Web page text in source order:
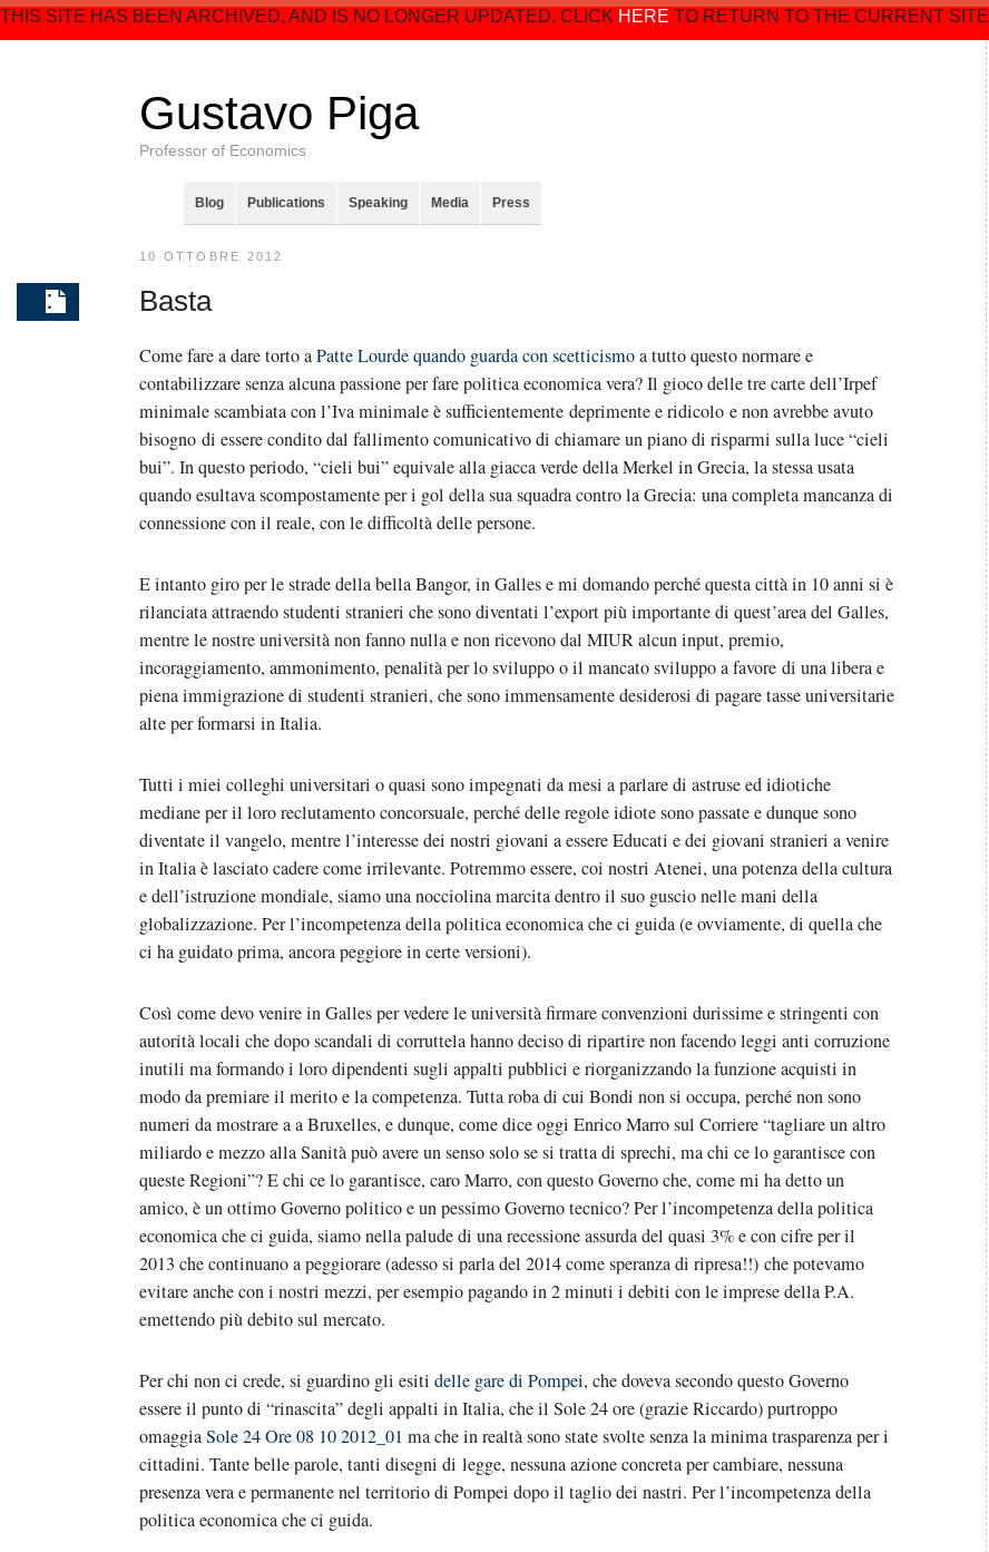
THIS SITE HAS BEEN ARCHIVED, AND IS NO LONGER UPDATED. CLICK HERE TO RETURN TO THE CURRENT SITE
Gustavo Piga
Professor of Economics
Blog Publications Speaking Media Press
10 OTTOBRE 2012
Basta
Come fare a dare torto aPatte Lourde quando guarda con scetticismoa tutto questo normare e
contabilizzare senza alcuna passione per fare politica economica vera? Il gioco delle tre carte dell’Irpef
minimale scambiata con l’Iva minimale è sufficientemente deprimente e ridicolo e non avrebbe avuto
bisogno di essere condito dal fallimento comunicativo di chiamare un piano di risparmi sulla luce “cieli
bui”. In questo periodo, “cieli bui” equivale alla giacca verde della Merkel in Grecia, la stessa usata
quando esultava scompostamente per i gol della sua squadra contro la Grecia: una completa mancanza di
connessione con il reale, con le difficoltà delle persone.
E intanto giro per le strade della bella Bangor, in Galles e mi domando perché questa città in 10 anni si è
rilanciata attraendo studenti stranieri che sono diventati l’export più importante di quest’area del Galles,
mentre le nostre università non fanno nulla e non ricevono dal MIUR alcun input, premio,
incoraggiamento, ammonimento, penalità per lo sviluppo o il mancato sviluppo a favore di una libera e
piena immigrazione di studenti stranieri, che sono immensamente desiderosi di pagare tasse universitarie
alte per formarsi in Italia.
Tutti i miei colleghi universitari o quasi sono impegnati da mesi a parlare di astruse ed idiotiche
mediane per il loro reclutamento concorsuale, perché delle regole idiote sono passate e dunque sono
diventate il vangelo, mentre l’interesse dei nostri giovani a essere Educati e dei giovani stranieri a venire
in Italia è lasciato cadere come irrilevante. Potremmo essere, coi nostri Atenei, una potenza della cultura
e dell’istruzione mondiale, siamo una nocciolina marcita dentro il suo guscio nelle mani della
globalizzazione. Per l’incompetenza della politica economica che ci guida (e ovviamente, di quella che
ci ha guidato prima, ancora peggiore in certe versioni).
Così come devo venire in Galles per vedere le università firmare convenzioni durissime e stringenti con
autorità locali che dopo scandali di corruttela hanno deciso di ripartire non facendo leggi anti corruzione
inutili ma formando i loro dipendenti sugli appalti pubblici e riorganizzando la funzione acquisti in
modo da premiare il merito e la competenza. Tutta roba di cui Bondi non si occupa, perché non sono
numeri da mostrare a a Bruxelles, e dunque, come dice oggi Enrico Marro sul Corriere “tagliare un altro
miliardo e mezzo alla Sanità può avere un senso solo se si tratta di sprechi, ma chi ce lo garantisce con
queste Regioni”? E chi ce lo garantisce, caro Marro, con questo Governo che, come mi ha detto un
amico, è un ottimo Governo politico e un pessimo Governo tecnico? Per l’incompetenza della politica
economica che ci guida, siamo nella palude di una recessione assurda del quasi 3% e con cifre per il
2013 che continuano a peggiorare (adesso si parla del 2014 come speranza di ripresa!!) che potevamo
evitare anche con i nostri mezzi, per esempio pagando in 2 minuti i debiti con le imprese della P.A.
emettendo più debito sul mercato.
Per chi non ci crede, si guardino gli esiti delle gare di Pompei, che doveva secondo questo Governo
essere il punto di “rinascita” degli appalti in Italia, che il Sole 24 ore (grazie Riccardo) purtroppo
omaggiaSole 24 Ore 08 10 2012_01 ma che in realtà sono state svolte senza la minima trasparenza per i
cittadini. Tante belle parole, tanti disegni di legge, nessuna azione concreta per cambiare, nessuna
presenza vera e permanente nel territorio di Pompei dopo il taglio dei nastri. Per l’incompetenza della
politica economica che ci guida.